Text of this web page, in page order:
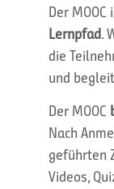
Der MOOC
Lernpfad.
die
und
Der MOOC
Nach
geführten
Videos,